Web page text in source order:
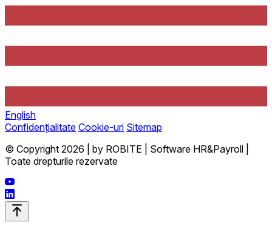
English
Confidențialitate Cookie-uri Sitemap
© Copyright 2026 | by ROBITE | Software HR&Payroll |
Toate drepturile rezervate